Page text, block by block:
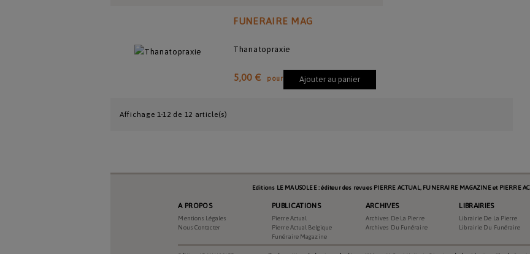
FUNERAIRE MAG
Thanatopraxie
5,00 € pour Ajouter au panier
Affichage 1-12 de 12 article(s)
Editions LE MAUSOLEE : éditeur des revues PIERRE ACTUAL, FUNERAIRE MAGAZINE et PIERRE
A PROPOS
Mentions Légales
Nous Contacter
PUBLICATIONS
Pierre Actual
Pierre Actual Belgique
Funéraire Magazine
ARCHIVES
Archives De La Pierre
Archives Du Funéraire
LIBRAIRIES
Librairie De La Pierre
Librairie Du Funéraire